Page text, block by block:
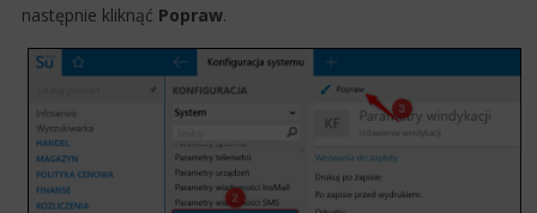
następnie kliknąć Popraw.